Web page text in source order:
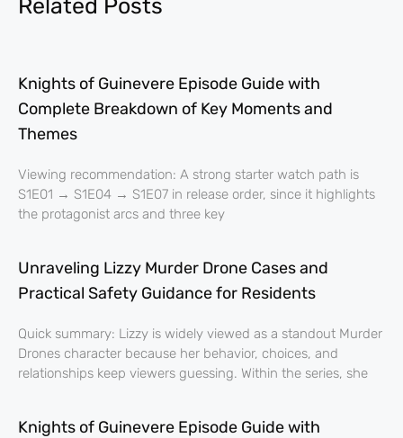
Related Posts
Knights of Guinevere Episode Guide with
Complete Breakdown of Key Moments and
Themes
Viewing recommendation: A strong starter watch path is
S1E01 → S1E04 → S1E07 in release order, since it highlights
the protagonist arcs and three key
Unraveling Lizzy Murder Drone Cases and
Practical Safety Guidance for Residents
Quick summary: Lizzy is widely viewed as a standout Murder
Drones character because her behavior, choices, and
relationships keep viewers guessing. Within the series, she
Knights of Guinevere Episode Guide with